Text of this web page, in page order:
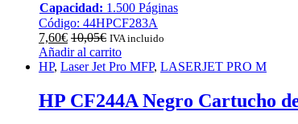
Capacidad: 1.500 Páginas
Código: 44HPCF283A
7,60€ 10,05€ IVA incluido
Añadir al carrito
HP, Laser Jet Pro MFP, LASERJET PRO M
HP CF244A Negro Cartucho